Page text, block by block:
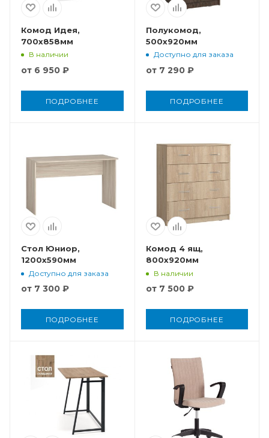
Комод Идея,
700x858мм
В наличии
от 6 950 ₽
ПОДРОБНЕЕ
Полукомод,
500x920мм
Доступно для заказа
от 7 290 ₽
ПОДРОБНЕЕ
Стол Юниор,
1200x590мм
Доступно для заказа
от 7 300 ₽
ПОДРОБНЕЕ
Комод 4 ящ,
800x920мм
В наличии
от 7 500 ₽
ПОДРОБНЕЕ